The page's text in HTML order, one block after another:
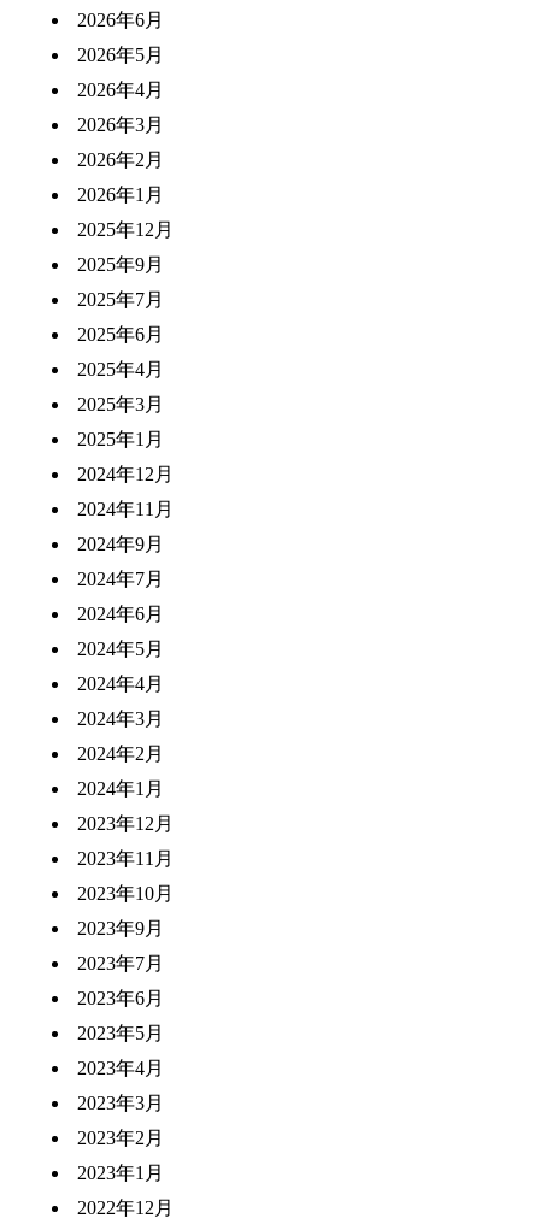
2026年6月
2026年5月
2026年4月
2026年3月
2026年2月
2026年1月
2025年12月
2025年9月
2025年7月
2025年6月
2025年4月
2025年3月
2025年1月
2024年12月
2024年11月
2024年9月
2024年7月
2024年6月
2024年5月
2024年4月
2024年3月
2024年2月
2024年1月
2023年12月
2023年11月
2023年10月
2023年9月
2023年7月
2023年6月
2023年5月
2023年4月
2023年3月
2023年2月
2023年1月
2022年12月